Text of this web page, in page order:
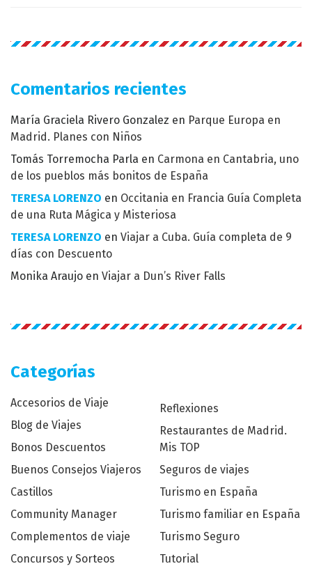
Comentarios recientes
María Graciela Rivero Gonzalez en Parque Europa en
Madrid. Planes con Niños
Tomás Torremocha Parla en Carmona en Cantabria, uno
de los pueblos más bonitos de España
TERESA LORENZO en Occitania en Francia Guía Completa
de una Ruta Mágica y Misteriosa
TERESA LORENZO en Viajar a Cuba. Guía completa de 9
días con Descuento
Monika Araujo en Viajar a Dun’s River Falls
Categorías
Accesorios de Viaje
Blog de Viajes
Bonos Descuentos
Buenos Consejos Viajeros
Castillos
Community Manager
Complementos de viaje
Concursos y Sorteos
Reflexiones
Restaurantes de Madrid.
Mis TOP
Seguros de viajes
Turismo en España
Turismo familiar en España
Turismo Seguro
Tutorial